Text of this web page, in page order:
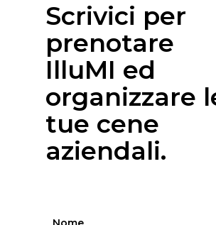
Scrivici per
prenotare
IlluMI ed
organizzare
tue cene
aziendali.